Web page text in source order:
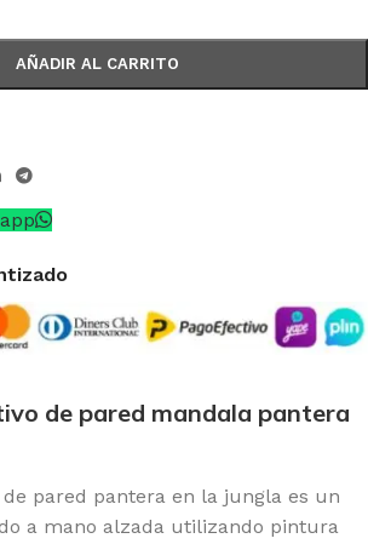
AÑADIR AL CARRITO
de pared mandala pantera
pared pantera en la jungla es un
a mano alzada utilizando pintura